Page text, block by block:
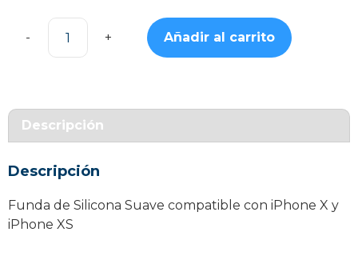
Funda
X
cantidad
Añadir al carrito
Descripción
Descripción
Funda de Silicona Suave compatible con iPhone X y
iPhone XS